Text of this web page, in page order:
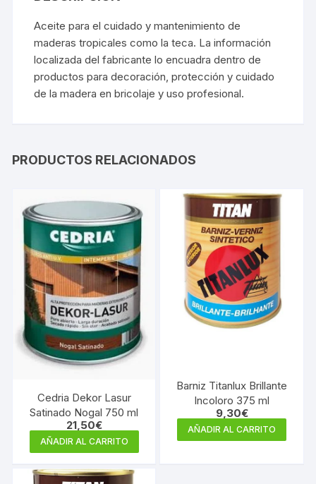
Aceite para el cuidado y mantenimiento de
maderas tropicales como la teca. La información
localizada del fabricante lo encuadra dentro de
productos para decoración, protección y cuidado
de la madera en bricolaje y uso profesional.
PRODUCTOS RELACIONADOS
Cedria Dekor Lasur
Satinado Nogal 750 ml
21,50€
AÑADIR AL CARRITO
Barniz Titanlux Brillante
Incoloro 375 ml
9,30€
AÑADIR AL CARRITO